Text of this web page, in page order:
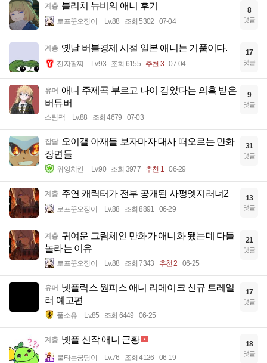
계층 블리치 뉴비의 애니 후기
로프꾼오징어 Lv.88 조회 5302 07-04
8
댓글
계층 옛날 버블경제 시절 일본 애니는 거품이다.
전자팔찌 Lv.93 조회 6155 추천 3 07-04
17
댓글
유머 애니 주제곡 부르고 나이 감았다는 의혹 받은
버튜버
스팀팩 Lv.88 조회 4679 07-03
9
댓글
잡담 오이갤 아재들 보자마자 대사 떠오르는 만화
장면들
위잉치킨 Lv.90 조회 3977 추천 1 06-29
31
댓글
계층 주연 캐릭터가 전부 공개된 사펑엣지러너2
로프꾼오징어 Lv.88 조회 8891 06-29
13
댓글
계층 귀여운 그림체인 만화가 애니화 됐는데 다들
놀라는 이유
로프꾼오징어 Lv.88 조회 7343 추천 2 06-25
21
댓글
유머 넷플릭스 원피스 애니 리메이크 신규 트레일
러 예고편
풀소유 Lv.85 조회 6449 06-25
17
댓글
계층 넷플 신작 애니 근황
불타는궁딩이 Lv.76 조회 4126 06-19
18
댓글